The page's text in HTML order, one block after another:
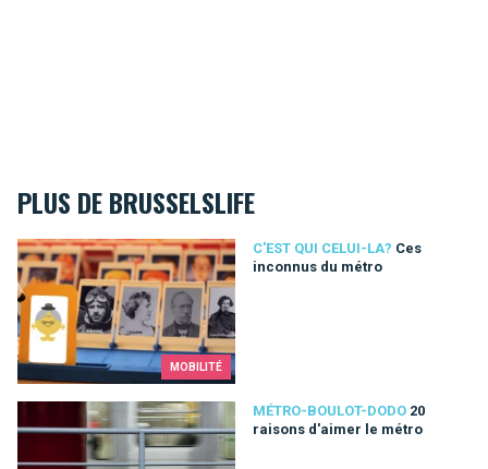
PLUS DE BRUSSELSLIFE
MOBILITÉ
C'EST QUI CELUI-LA? Ces
inconnus du métro
Ces inconnus du métro
MÉTRO-BOULOT-DODO 20
raisons d'aimer le métro
20 raisons d'aimer le métro